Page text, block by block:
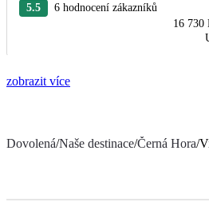
5.5
6 hodnocení zákazníků
16 730
zobrazit více
Dovolená/Naše destinace/Černá Hora/